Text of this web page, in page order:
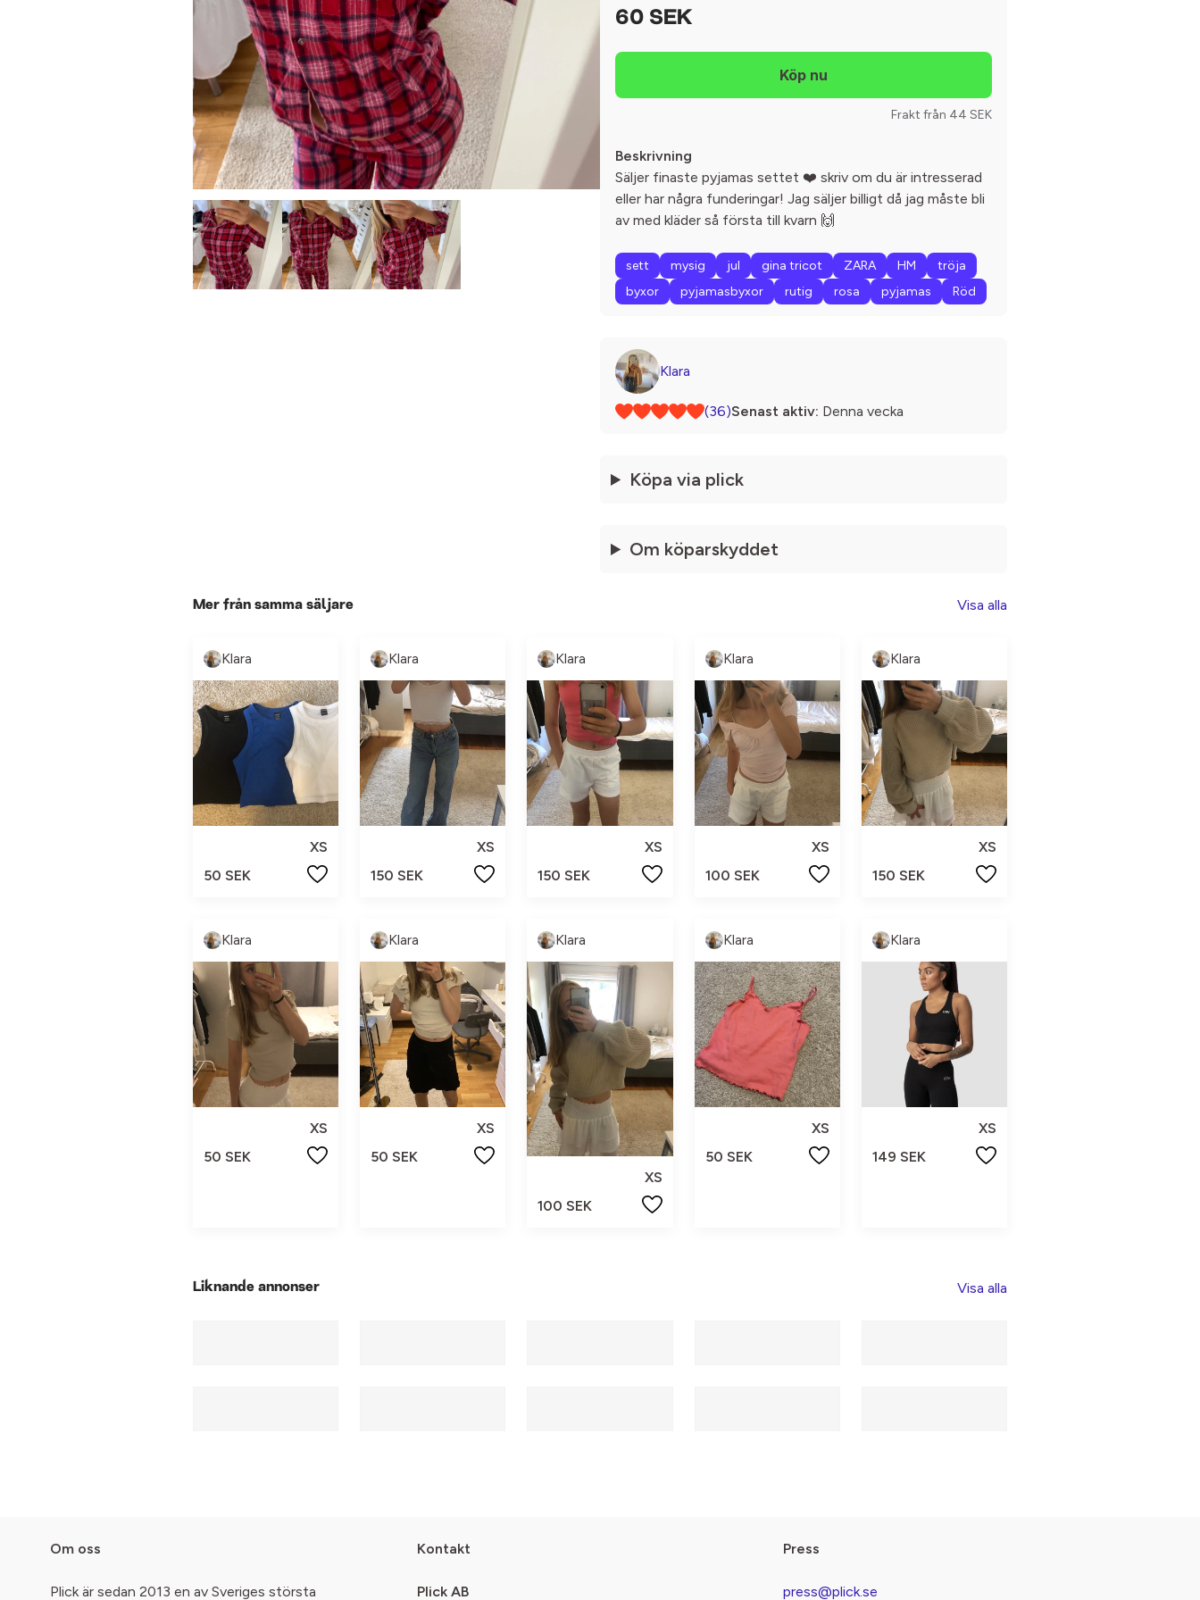
60 SEK
Frakt från 44 SEK
Beskrivning
Säljer finaste pyjamas settet ❤️ skriv om du är intresserad
eller har några funderingar! Jag säljer billigt då jag måste bli
av med kläder så första till kvarn 🙌
sett mysig jul gina tricot ZARA HM
tröja
byxor
pyjamasbyxor rutig rosa pyjamas Röd
Klara
(36)Senast aktiv: Denna vecka
Köpa via plick
Om köparskyddet
Mer från samma säljare Visa alla
Klara
XS
50 SEK
Klara
XS
150 SEK
Klara
XS
150 SEK
Klara
XS
100 SEK
Klara
XS
150 SEK
Klara
XS
50 SEK
Klara
XS
50 SEK
Klara
XS
100 SEK
Klara
XS
50 SEK
Klara
XS
149 SEK
Liknande annonser Visa alla
Om oss
Plick är sedan 2013 en av Sveriges största
Kontakt
Plick AB
Press
press@plick.se